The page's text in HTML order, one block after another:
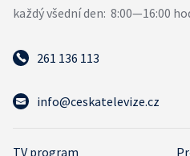
261 136 113
info@ceskatelevize.cz
TV program